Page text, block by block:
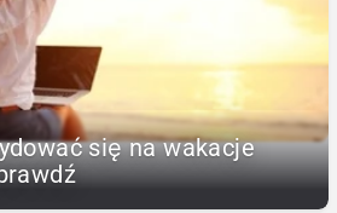
się na wakacje